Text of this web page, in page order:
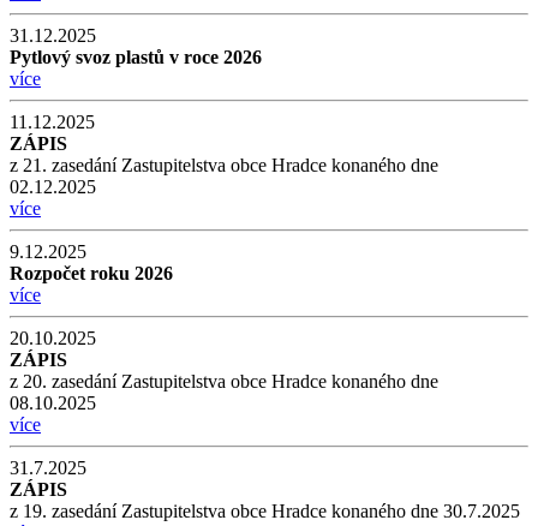
31.12.2025
Pytlový svoz plastů v roce 2026
více
11.12.2025
ZÁPIS
z 21. zasedání Zastupitelstva obce Hradce konaného dne
02.12.2025
více
9.12.2025
Rozpočet roku 2026
více
20.10.2025
ZÁPIS
z 20. zasedání Zastupitelstva obce Hradce konaného dne
08.10.2025
více
31.7.2025
ZÁPIS
z 19. zasedání Zastupitelstva obce Hradce konaného dne 30.7.2025